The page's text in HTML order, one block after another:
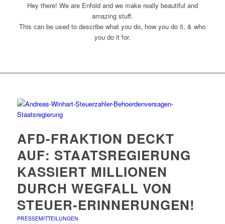
Hey there! We are Enfold and we make really beautiful and
amazing stuff.
This can be used to describe what you do, how you do it, & who
you do it for.
AFD-FRAKTION DECKT
AUF: STAATSREGIERUNG
KASSIERT MILLIONEN
DURCH WEGFALL VON
STEUER-ERINNERUNGEN!
PRESSEMITTEILUNGEN